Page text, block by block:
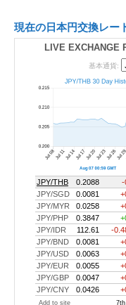
現在の日本円交換レー
LIVE EXCHANGE